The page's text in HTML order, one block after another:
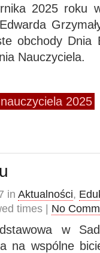
2025 roku
obchody Dnia
Nauczyciela.
2025
in Aktualności,
times | No
w
na wspólne